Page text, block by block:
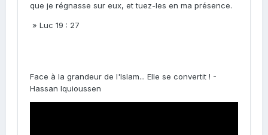
que je régnasse sur eux, et tuez-les en ma présence.
» Luc 19 : 27
Face à la grandeur de l'Islam... Elle se convertit ! -
Hassan Iquioussen